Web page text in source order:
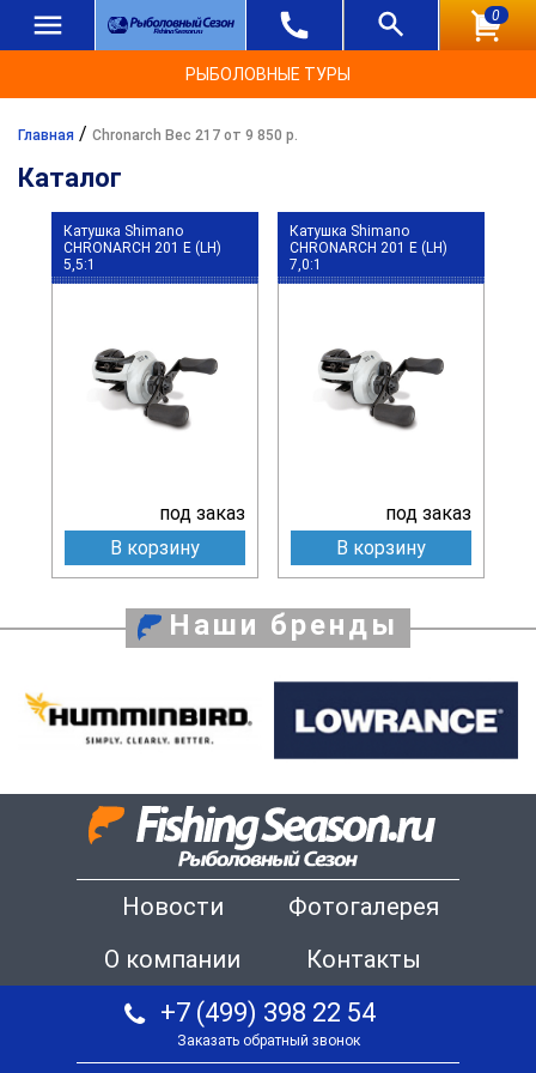
0
РЫБОЛОВНЫЕ ТУРЫ
Главная / Chronarch Вес 217 от 9 850 р.
Каталог
Катушка Shimano
CHRONARCH 201 E (LH)
5,5:1
под заказ
В корзину
Катушка Shimano
CHRONARCH 201 E (LH)
7,0:1
под заказ
В корзину
Наши бренды
Новости
Фотогалерея
О компании
Контакты
+7 (499) 398 22 54
Заказать обратный звонок